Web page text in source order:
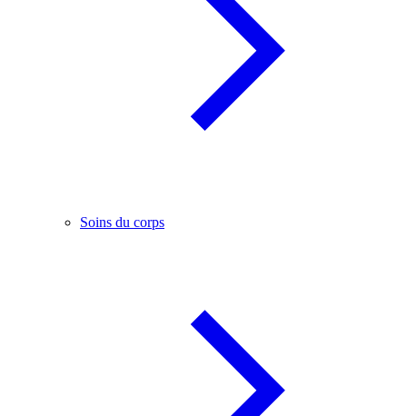
Soins du corps